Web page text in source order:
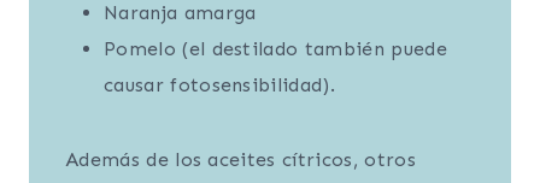
Naranja amarga
Pomelo (el destilado también puede
causar fotosensibilidad).
Además de los aceites cítricos, otros